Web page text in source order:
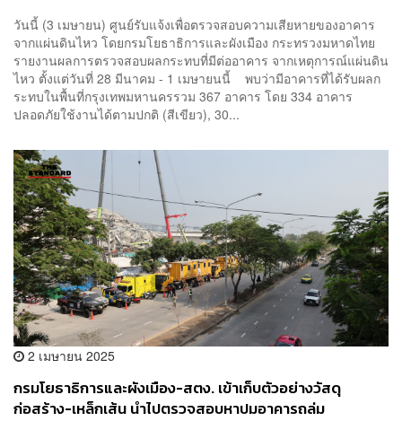
วันนี้ (3 เมษายน) ศูนย์รับแจ้งเพื่อตรวจสอบความเสียหายของอาคาร
จากแผ่นดินไหว โดยกรมโยธาธิการและผังเมือง กระทรวงมหาดไทย
รายงานผลการตรวจสอบผลกระทบที่มีต่ออาคาร จากเหตุการณ์แผ่นดิน
ไหว ตั้งแต่วันที่ 28 มีนาคม - 1 เมษายนนี้ พบว่ามีอาคารที่ได้รับผลก
ระทบในพื้นที่กรุงเทพมหานครรวม 367 อาคาร โดย 334 อาคาร
ปลอดภัยใช้งานได้ตามปกติ (สีเขียว), 30...
2 เมษายน 2025
กรมโยธาธิการและผังเมือง-สตง. เข้าเก็บตัวอย่างวัสดุ
ก่อสร้าง-เหล็กเส้น นำไปตรวจสอบหาปมอาคารถล่ม